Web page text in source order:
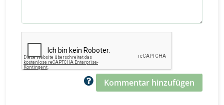
Kommentar hinzufügen